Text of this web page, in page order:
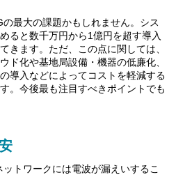
最大の課題かもしれません。シス
ると数千万円から1億円を超す導入
きます。ただ、この点に関しては、
ド化や基地局設備・機器の低廉化、
導入などによってコストを軽減する
。今後最も注目すべきポイントでも
トワークには電波が漏えいするこ